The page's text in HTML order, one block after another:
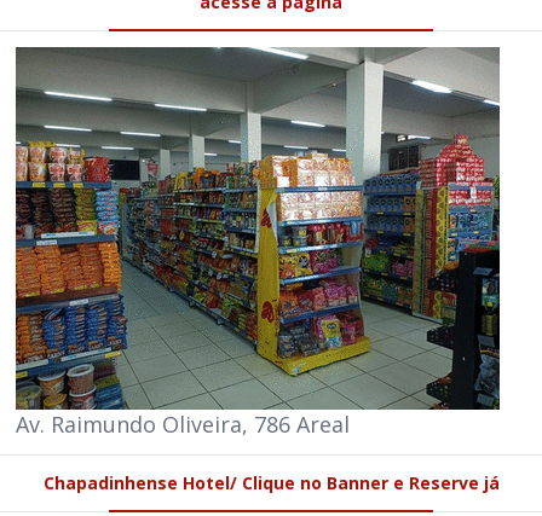
Av. Raimundo Oliveira, 786 Areal
Chapadinhense Hotel/ Clique no Banner e Reserve já